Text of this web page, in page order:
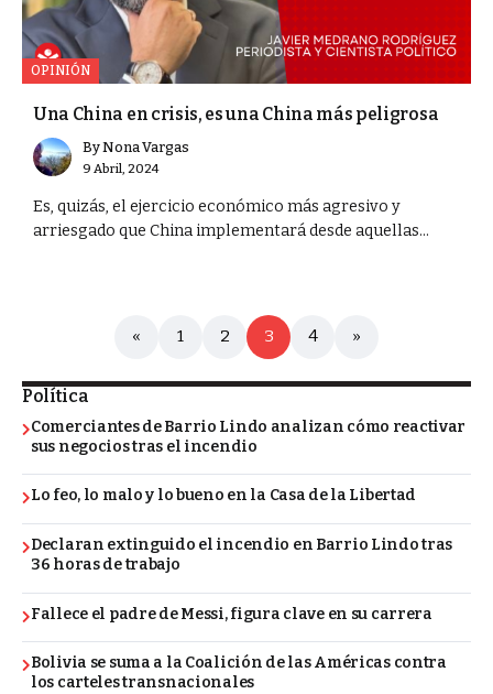
OPINIÓN
Una China en crisis, es una China más peligrosa
ByNona Vargas
9 Abril, 2024
Es, quizás, el ejercicio económico más agresivo y
arriesgado que China implementará desde aquellas...
« 1 2 3 4 »
Política
Comerciantes de Barrio Lindo analizan cómo reactivar
sus negocios tras el incendio
Lo feo, lo malo y lo bueno en la Casa de la Libertad
Declaran extinguido el incendio en Barrio Lindo tras
36 horas de trabajo
Fallece el padre de Messi, figura clave en su carrera
Bolivia se suma a la Coalición de las Américas contra
los carteles transnacionales